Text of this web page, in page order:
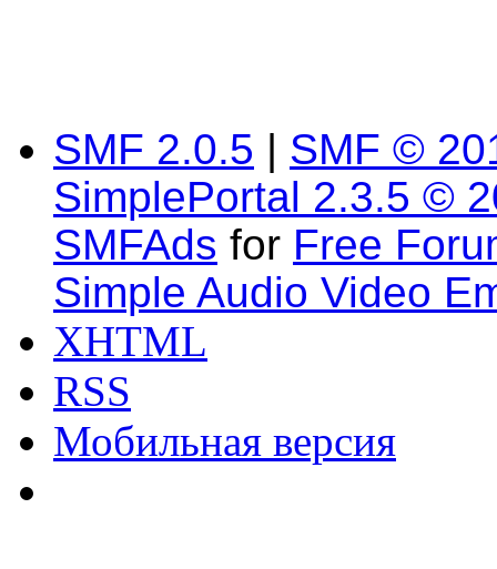
SMF 2.0.5 | SMF ©
SimplePortal 2.3.5 ©
SMFAds for Free
Simple Audio Video
XHTML
RSS
Мобильная версия